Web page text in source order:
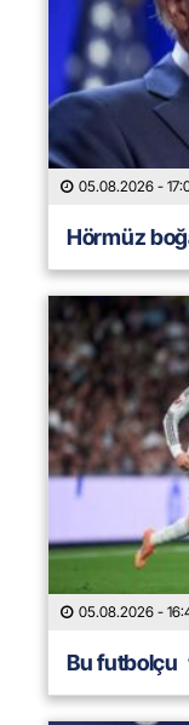
05.08.2026 -
Hörmüz
05.08.2026 -
Bu futbolçu